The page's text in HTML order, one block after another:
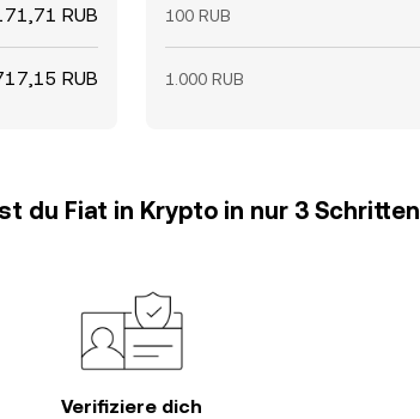
RUB
RUB
100 RUB
1.000 RUB
du Fiat in Krypto in nur 3 Schritten
Verifiziere dich